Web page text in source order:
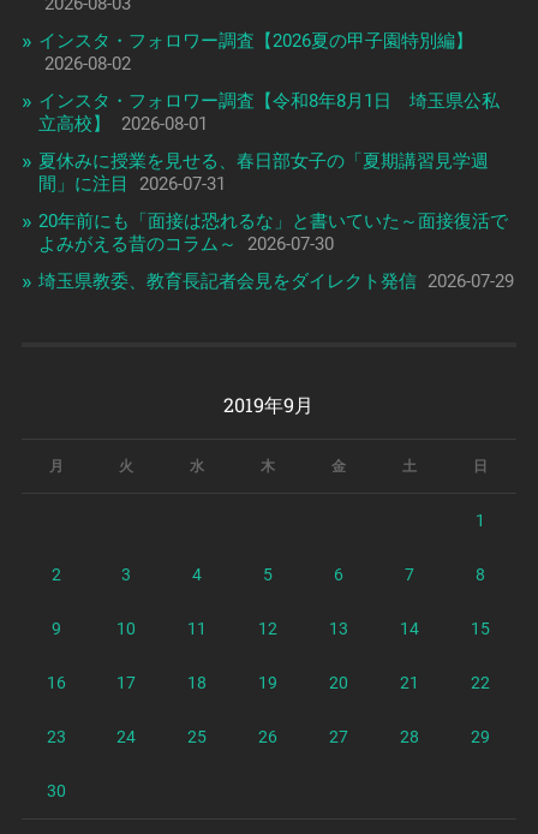
インスタ・フォロワー調査【2026夏の甲子園特別編】
2026-08-02
インスタ・フォロワー調査【令和8年8月1日 埼玉県公私
立高校】
2026-08-01
夏休みに授業を見せる、春日部女子の「夏期講習見学週
間」に注目
2026-07-31
20年前にも「面接は恐れるな」と書いていた～面接復活で
よみがえる昔のコラム～
2026-07-30
埼玉県教委、教育長記者会見をダイレクト発信 2026-07-29
2019年9月
月 火 水 木 金 土 日
1
2 3 4 5 6 7 8
9 10 11 12 13 14 15
16 17 18 19 20 21 22
23 24 25 26 27 28 29
30